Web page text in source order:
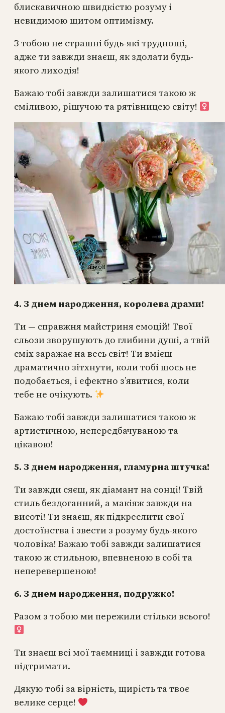
блискавичною швидкістю розуму і
невидимою щитом оптимізму. ️
З тобою не страшні будь-які труднощі,
адже ти завжди знаєш, як здолати будь-
якого лиходія!
Бажаю тобі завжди залишатися такою ж
сміливою, рішучою та рятівницею світу! ‍
4. З днем народження, королева драми!
Ти — справжня майстриня емоцій! Твої
сльози зворушують до глибини душі, а твій
сміх заражає на весь світ! Ти вмієш
драматично зітхнути, коли тобі щось не
подобається, і ефектно з’явитися, коли
тебе не очікують.
Бажаю тобі завжди залишатися такою ж
артистичною, непередбачуваною та
цікавою!
5. З днем народження, гламурна штучка!
Ти завжди сяєш, як діамант на сонці! Твій
стиль бездоганний, а макіяж завжди на
висоті! Ти знаєш, як підкреслити свої
достоїнства і звести з розуму будь-якого
чоловіка! Бажаю тобі завжди залишатися
такою ж стильною, впевненою в собі та
неперевершеною!
6. З днем народження, подружко!
Разом з тобою ми пережили стільки всього!
Ти знаєш всі мої таємниці і завжди готова
підтримати.
Дякую тобі за вірність, щирість та твоє
велике серце!